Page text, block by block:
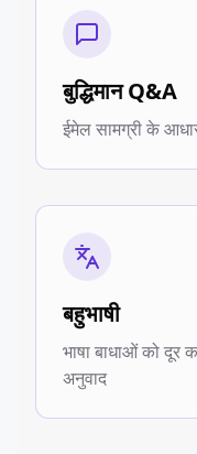
बुद्धिमान Q&A
ईमेल सामग्री के
बहुभाषी
भाषा बाधाओं को
अनुवाद